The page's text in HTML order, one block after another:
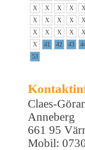
X
X X X X
X
X X X X
X
X X X X
X
41 42 43
53
Claes-
Anneberg
661 95
Mobil: